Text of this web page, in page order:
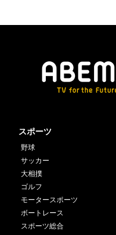
スポーツ
野球
サッカー
大相撲
ゴルフ
モータースポーツ
ボートレース
スポーツ総合